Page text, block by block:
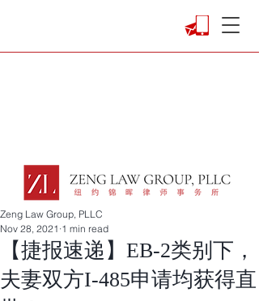
【捷报速递】EB-2类别下，
夫妻双方I-485申请均获得直
Zeng Law Group, PLLC
Nov 28, 2021 1 min read